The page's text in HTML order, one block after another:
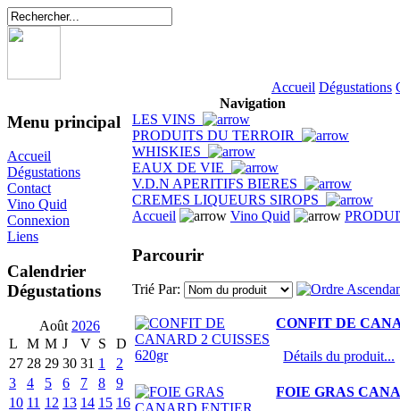
Accueil Dégustations
Menu principal
Accueil
Dégustations
Contact
Vino Quid
Connexion
Liens
Calendrier
Dégustations
Août 2026
L
M M J V S
D
27 28 29 30 31 1
2
3
4 5 6 7 8
9
10 11 12 13 14 15 16
Navigation
LES VINS
PRODUITS DU TERROIR
WHISKIES
EAUX DE VIE
V.D.N APERITIFS BIERES
CREMES LIQUEURS SIROPS
Accueil
Vino Quid
Parcourir
Trié Par:
CONFIT DE
Détails du produit...
FOIE GRAS